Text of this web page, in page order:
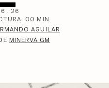
. 26
00 MIN
AGUILAR
MINERVA GM